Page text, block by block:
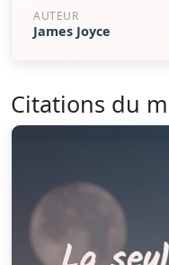
AUTEUR
James Joyce
Citations du